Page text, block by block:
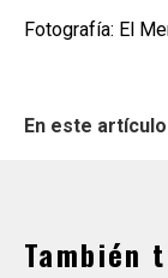
Fotografía: El
En este artículo
También